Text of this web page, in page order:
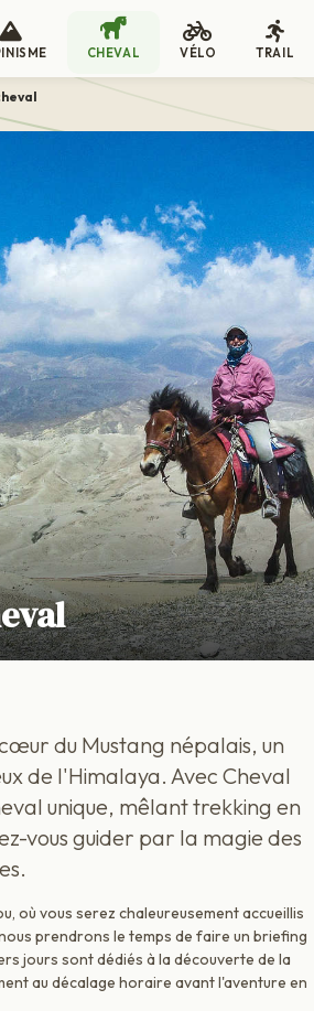
CHEVAL VÉLO TRAIL
du Mustang népalais, un
de l'Himalaya. Avec Cheval
unique, mêlant trekking en
vous guider par la magie des
où vous serez chaleureusement accueillis
prendrons le temps de faire un briefing
jours sont dédiés à la découverte de la
au décalage horaire avant l'aventure en